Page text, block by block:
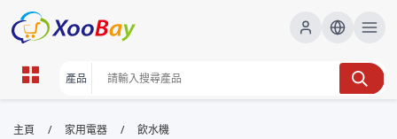
飲水機 | XOOBAY B2B/B2C
主頁 / 家用電器 / 飲水機